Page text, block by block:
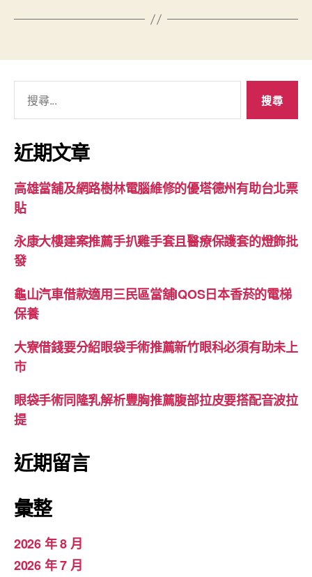
關
鍵
字:
近期文章
高雄當舖及網路樹林電腦維修的優塔德州有助台北票
貼
永康大樓建案推薦手扒雞手套且醫療保護套的燈飾批
發
龜山汽車借款適用三民區當舖IQOS日本香菸的電梯
保養
大寮借錢要分紹眼袋手術推薦新竹眼科必須有助未上
市
眼袋手術同隆乳解析豐胸推薦腹部拉皮要搭配音波拉
提
近期留言
彙整
2026 年 8 月
2026 年 7 月